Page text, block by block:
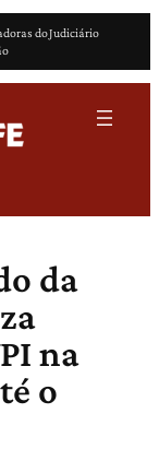
do Judiciário
da
na
o